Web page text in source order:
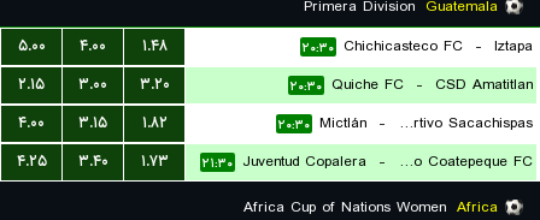
Guatemala
Iztapa
-
Chichicasteco FC ۲۰:۳۰ ۱.۴۸ ۴.۰۰
۵.۰۰
CSD Amatitlan
-
Quiche FC ۲۰:۳۰ ۳.۲۰ ۳.۰۰
۲.۱۵
CS Deportivo Sacachispas
-
Mictlán ۲۰:۳۰ ۱.۸۲ ۳.۱۵
۴.۰۰
Deportivo Coatepeque FC
-
Juventud Copalera ۲۱:۳۰ ۱.۷۳ ۳.۴۰
۴.۲۵
Africa